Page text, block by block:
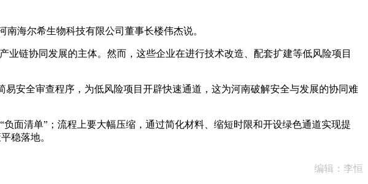
海尔希生物科技有限公司董事长楼伟杰说。
链协同发展的主体。然而，这些企业在进行技术改造、配套扩建等低风险项目
安全审查程序，为低风险项目开辟快速通道，这为河南破解安全与发展的协同难
清单”；流程上要大幅压缩，通过简化材料、缩短时限和开设绿色通道实现提
稳落地。
编辑：李恒